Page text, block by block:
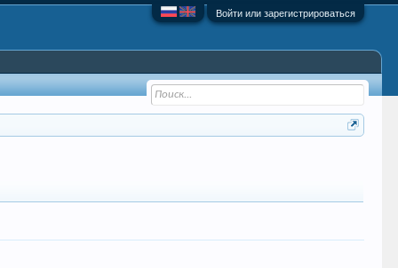
Войти или зарегистрироваться